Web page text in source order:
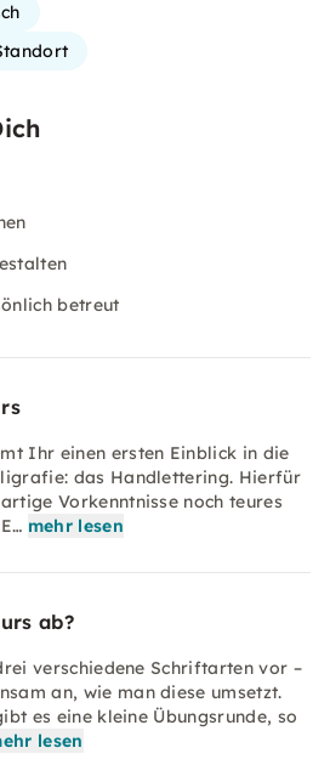
betreut
Ihr einen ersten Einblick in die
das Handlettering. Hierfür
Vorkenntnisse noch teures
mehr lesen
ab?
verschiedene Schriftarten vor –
an, wie man diese umsetzt.
es eine kleine Übungsrunde, so
lesen